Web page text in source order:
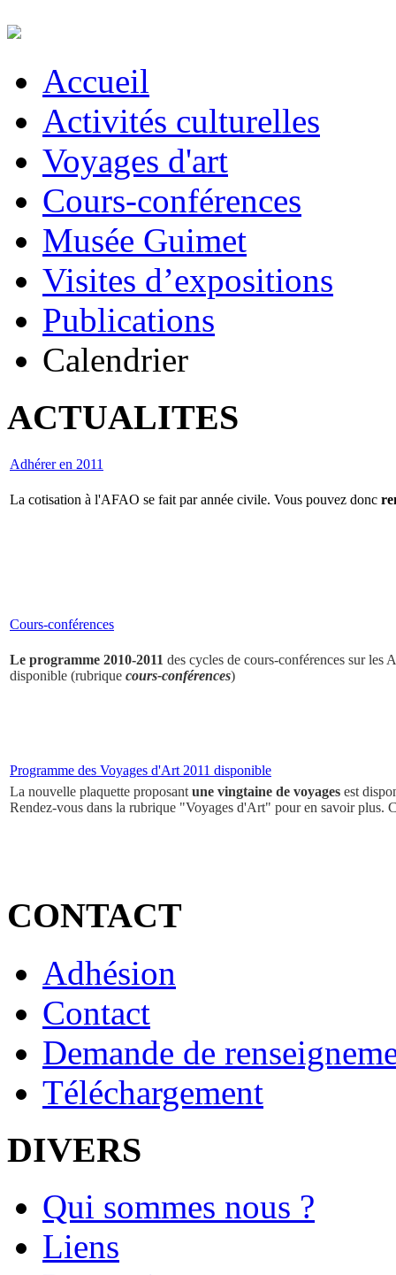
Accueil
Activités culturelles
Voyages d'art
Cours-conférences
Musée Guimet
Visites d’expositions
Publications
Calendrier
ACTUALITES
Adhérer en 2011
La cotisation à l'AFAO se fait par année civile. Vous pouvez donc
Cours-conférences
Le programme 2010-2011 des cycles de cours-conférences sur
disponible (rubrique cours-conférences)
Programme des Voyages d'Art 2011 disponible
La nouvelle plaquette proposantune vingtaine de voyages est
Rendez-vous dans la rubrique "Voyages d'Art" pour en savoir plus.
CONTACT
Adhésion
Contact
Demande de
Téléchargement
DIVERS
Qui sommes nous ?
Liens